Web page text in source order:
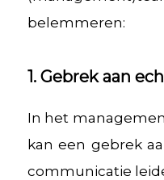
belemmeren:
1. Gebrek aan
In het
kan een gebrek
communicatie